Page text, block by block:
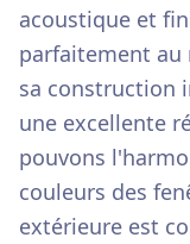
acoustique et
parfaitement au
sa construction
une excellente
pouvons
couleurs des
extérieure est